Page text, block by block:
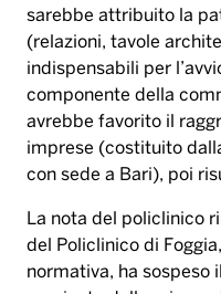
sarebbe attribuito la
(relazioni, tavole
indispensabili per
componente della
avrebbe favorito il
imprese (costituito
con sede a Bari), poi
La nota del policlinico
del Policlinico di
normativa, ha sospeso